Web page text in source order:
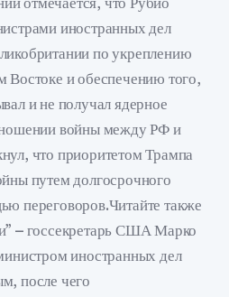
иностранных дел
по укреплению
Востоке и обеспечению того,
и не получал ядерное
войны между РФ и
что приоритетом Трампа
путем долгосрочного
переговоров.Читайте также
– госсекретарь США Марко
иностранных дел
после чего